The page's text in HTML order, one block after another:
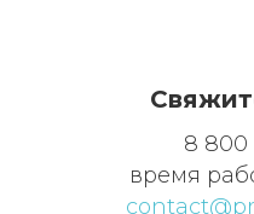
8 800
время